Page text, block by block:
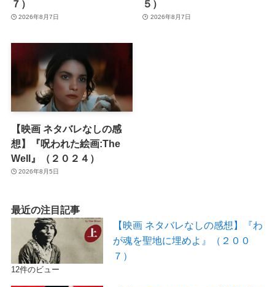
７）
2026年8月7日
５）
2026年8月7日
【映画 ネタバレなしの感
想】『呪われた絵画:The
Well』（２０２４）
2026年8月5日
最近の注目記事
【映画 ネタバレなしの感想】『わ
が魂を聖地に埋めよ』（２００
７）
12件のビュー